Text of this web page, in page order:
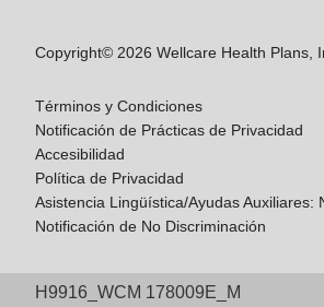
Copyright© 2026 Wellcare Health Plans,
Términos y Condiciones
Notificación de Prácticas de Privacidad
Accesibilidad
Política de Privacidad
Asistencia Lingüística/Ayudas Auxiliares:
Notificación de No Discriminación
H9916_WCM 178009E_M